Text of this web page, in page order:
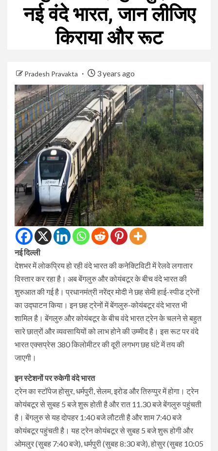
नई वंदे भारत, जान लीजिए
किराया और रूट
Pradesh Pravakta 3 years ago
नई दिल्ली
देशभर में लोकप्रिय हो रही वंदे भारत की कनेक्टिविटी में रेलवे लगातार
विस्तार कर रहा है। अब बेंगलुरु और कोयंबटूर के बीच वंदे भारत की
शुरुआत की गई है। प्रधानमंत्री नरेंद्र मोदी ने छह सेमी हाई-स्पीड ट्रेनों
का उद्घाटन किया। इन छह ट्रेनों में बेंगलुरु-कोयंबटूर वंदे भारत भी
शामिल है। बेंगलुरु और कोयंबटूर के बीच वंदे भारत ट्रेन के चलने से बहुत
सारे छात्रों और व्यवसायियों को लाभ होने की उम्मीद है। इस रूट पर वंदे
भारत एक्सप्रेस 380 किलोमीटर की दूरी लगभग छह घंटे में तय की
जाएगी।
इन स्टेशनों पर रुकेगी वंदे भारत
ट्रेन का स्टॉपेज होसुर, धर्मपुरी, सेलम, इरोड और तिरुप्पुर में होगा। ट्रेन
कोयंबटूर से सुबह 5 बजे शुरू होती है और रात 11.30 बजे बेंगलुरु पहुंचती
है। बेंगलुरु से यह दोपहर 1:40 बजे लौटती है और शाम 7:40 बजे
कोयंबटूर पहुंचती है। यह ट्रेन कोयंबटूर से सुबह 5 बजे शुरू होगी और
ओमलुर (सुबह 7:40 बजे), धर्मपुरी (सुबह 8:30 बजे), होसुर (सुबह 10:05